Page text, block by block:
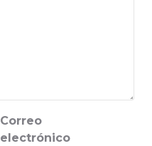
Correo
electrónico